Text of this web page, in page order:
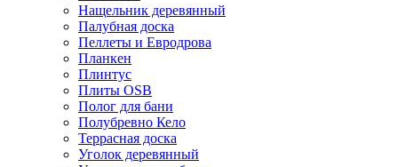
Нащельник деревянный
Палубная доска
Пеллеты и Евродрова
Планкен
Плинтус
Плиты OSB
Полог для бани
Полубревно Кело
Террасная доска
Уголок деревянный